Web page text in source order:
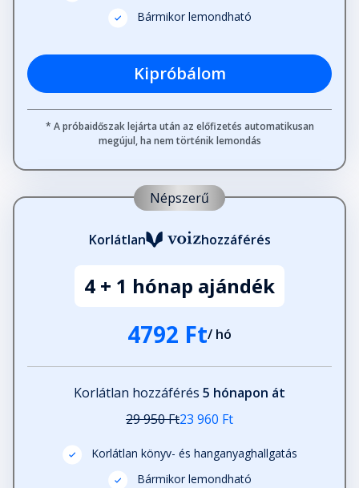
Bármikor lemondható
Kipróbálom
* A próbaidőszak lejárta után az előfizetés automatikusan
megújul, ha nem történik lemondás
Népszerű
Korlátlan hozzáférés
4 + 1 hónap ajándék
4792 Ft/ hó
Korlátlan hozzáférés 5 hónapon át
29 950 Ft23 960 Ft
Korlátlan könyv- és hanganyaghallgatás
Bármikor lemondható